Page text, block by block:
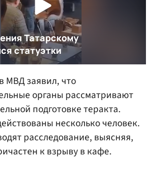
МВД заявил, что
органы рассматривают
подготовке теракта.
несколько человек.
расследование, выясняя,
к взрыву в кафе.